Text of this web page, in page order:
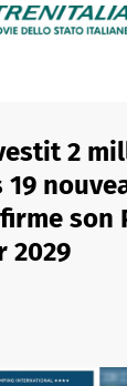
2
19
son
2029